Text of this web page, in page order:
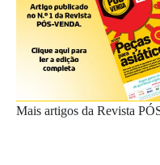
Mais artigos da Revista